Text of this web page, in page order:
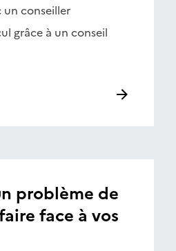
un conseiller
grâce à un conseil
problème de
face à vos